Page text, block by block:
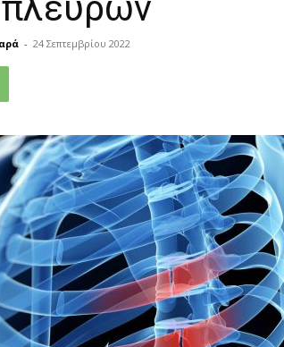
- 24 Σεπτεμβρίου 2022